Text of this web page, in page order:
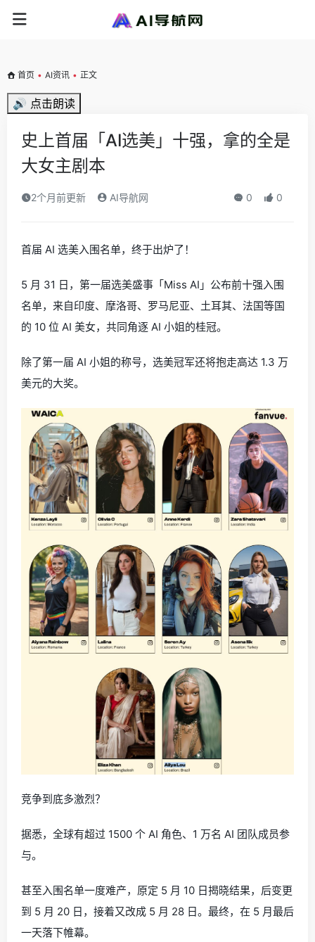
首页 • AI资讯 • 正文
🔊 点击朗读
史上首届「AI选美」十强，拿的全是
大女主剧本
2个月前更新 AI导航网 0 0
首届 AI 选美入围名单，终于出炉了！
5 月 31 日，第一届选美盛事「Miss AI」公布前十强入围
名单，来自印度、摩洛哥、罗马尼亚、土耳其、法国等国
的 10 位 AI 美女，共同角逐 AI 小姐的桂冠。
除了第一届 AI 小姐的称号，选美冠军还将抱走高达 1.3 万
美元的大奖。
竞争到底多激烈？
据悉，全球有超过 1500 个 AI 角色、1 万名 AI 团队成员参
与。
甚至入围名单一度难产，原定 5 月 10 日揭晓结果，后变更
到 5 月 20 日，接着又改成 5 月 28 日。最终，在 5 月最后
一天落下帷幕。